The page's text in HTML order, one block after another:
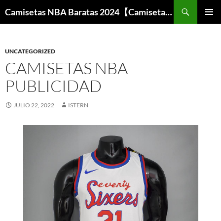
Camisetas NBA Baratas 2024【Camisetas Especiales Baloncesto】
UNCATEGORIZED
CAMISETAS NBA
PUBLICIDAD
JULIO 22, 2022 ISTERN